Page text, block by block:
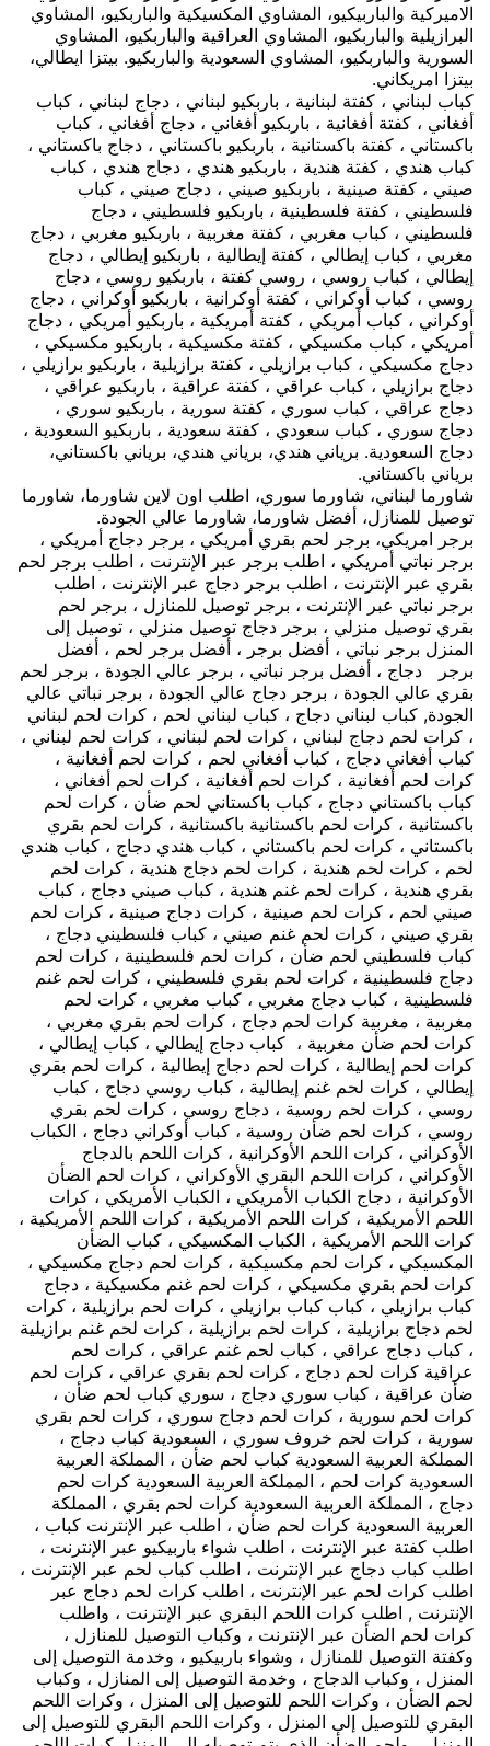
الاميركية والباربيكيو، المشاوي المكسيكية والباربكيو، المشاوي
البرازيلية والباربكيو، المشاوي العراقية والباربكيو، المشاوي
السورية والباربكيو، المشاوي السعودية والباربكيو. بيتزا ايطالي،
بيتزا امريكاني.
كباب لبناني ، كفتة لبنانية ، باربكيو لبناني ، دجاج لبناني ، كباب
أفغاني ، كفتة أفغانية ، باربكيو أفغاني ، دجاج أفغاني ، كباب
باكستاني ، كفتة باكستانية ، باربكيو باكستاني ، دجاج باكستاني ،
كباب هندي ، كفتة هندية ، باربكيو هندي ، دجاج هندي ، كباب
صيني ، كفتة صينية ، باربكيو صيني ، دجاج صيني ، كباب
فلسطيني ، كفتة فلسطينية ، باربكيو فلسطيني ، دجاج
فلسطيني ، كباب مغربي ، كفتة مغربية ، باربكيو مغربي ، دجاج
مغربي ، كباب إيطالي ، كفتة إيطالية ، باربكيو إيطالي ، دجاج
إيطالي ، كباب روسي ، روسي كفتة ، باربكيو روسي ، دجاج
روسي ، كباب أوكراني ، كفتة أوكرانية ، باربكيو أوكراني ، دجاج
أوكراني ، كباب أمريكي ، كفتة أمريكية ، باربكيو أمريكي ، دجاج
أمريكي ، كباب مكسيكي ، كفتة مكسيكية ، باربكيو مكسيكي ،
دجاج مكسيكي ، كباب برازيلي ، كفتة برازيلية ، باربكيو برازيلي ،
دجاج برازيلي ، كباب عراقي ، كفتة عراقية ، باربكيو عراقي ،
دجاج عراقي ، كباب سوري ، كفتة سورية ، باربكيو سوري ،
دجاج سوري ، كباب سعودي ، كفتة سعودية ، باربكيو السعودية ،
دجاج السعودية. برياني هندي، برياني هندي، برياني باكستاني،
برياني باكستاني.
شاورما لبناني، شاورما سوري، اطلب اون لاين شاورما، شاورما
توصيل للمنازل، أفضل شاورما، شاورما عالي الجودة.
برجر امريكي، برجر لحم بقري أمريكي ، برجر دجاج أمريكي ،
برجر نباتي أمريكي ، اطلب برجر عبر الإنترنت ، اطلب برجر لحم
بقري عبر الإنترنت ، اطلب برجر دجاج عبر الإنترنت ، اطلب
برجر نباتي عبر الإنترنت ، برجر توصيل للمنازل ، برجر لحم
بقري توصيل منزلي ، برجر دجاج توصيل منزلي ، توصيل إلى
المنزل برجر نباتي ، أفضل برجر ، أفضل برجر لحم ، أفضل
برجر دجاج ، أفضل برجر نباتي ، برجر عالي الجودة ، برجر لحم
بقري عالي الجودة ، برجر دجاج عالي الجودة ، برجر نباتي عالي
الجودة, كباب لبناني دجاج ، كباب لبناني لحم ، كرات لحم لبناني
، كرات لحم دجاج لبناني ، كرات لحم لبناني ، كرات لحم لبناني ،
كباب أفغاني دجاج ، كباب أفغاني لحم ، كرات لحم أفغانية ،
كرات لحم أفغانية ، كرات لحم أفغانية ، كرات لحم أفغاني ،
كباب باكستاني دجاج ، كباب باكستاني لحم ضأن ، كرات لحم
باكستانية ، كرات لحم باكستانية باكستانية ، كرات لحم بقري
باكستاني ، كرات لحم باكستاني ، كباب هندي دجاج ، كباب هندي
لحم ، كرات لحم هندية ، كرات لحم دجاج هندية ، كرات لحم
بقري هندية ، كرات لحم غنم هندية ، كباب صيني دجاج ، كباب
صيني لحم ، كرات لحم صينية ، كرات دجاج صينية ، كرات لحم
بقري صيني ، كرات لحم غنم صيني ، كباب فلسطيني دجاج ،
كباب فلسطيني لحم ضأن ، كرات لحم فلسطينية ، كرات لحم
دجاج فلسطينية ، كرات لحم بقري فلسطيني ، كرات لحم غنم
فلسطينية ، كباب دجاج مغربي ، كباب مغربي ، كرات لحم
مغربية ، مغربية كرات لحم دجاج ، كرات لحم بقري مغربي ،
كرات لحم ضأن مغربية ، كباب دجاج إيطالي ، كباب إيطالي ،
كرات لحم إيطالية ، كرات لحم دجاج إيطالية ، كرات لحم بقري
إيطالي ، كرات لحم غنم إيطالية ، كباب روسي دجاج ، كباب
روسي ، كرات لحم روسية ، دجاج روسي ، كرات لحم بقري
روسي ، كرات لحم ضأن روسية ، كباب أوكراني دجاج ، الكباب
الأوكراني ، كرات اللحم الأوكرانية ، كرات اللحم بالدجاج
الأوكراني ، كرات اللحم البقري الأوكراني ، كرات لحم الضأن
الأوكرانية ، دجاج الكباب الأمريكي ، الكباب الأمريكي ، كرات
اللحم الأمريكية ، كرات اللحم الأمريكية ، كرات اللحم الأمريكية ،
كرات اللحم الأمريكية ، الكباب المكسيكي ، كباب الضأن
المكسيكي ، كرات لحم مكسيكية ، كرات لحم دجاج مكسيكي ،
كرات لحم بقري مكسيكي ، كرات لحم غنم مكسيكية ، دجاج
كباب برازيلي ، كباب كباب برازيلي ، كرات لحم برازيلية ، كرات
لحم دجاج برازيلية ، كرات لحم برازيلية ، كرات لحم غنم برازيلية
، كباب دجاج عراقي ، كباب لحم غنم عراقي ، كرات لحم
عراقية كرات لحم دجاج ، كرات لحم بقري عراقي ، كرات لحم
ضأن عراقية ، كباب سوري دجاج ، سوري كباب لحم ضأن ،
كرات لحم سورية ، كرات لحم دجاج سوري ، كرات لحم بقري
سورية ، كرات لحم خروف سوري ، السعودية كباب دجاج ،
المملكة العربية السعودية كباب لحم ضأن ، المملكة العربية
السعودية كرات لحم ، المملكة العربية السعودية كرات لحم
دجاج ، المملكة العربية السعودية كرات لحم بقري ، المملكة
العربية السعودية كرات لحم ضأن ، اطلب عبر الإنترنت كباب ،
اطلب كفتة عبر الإنترنت ، اطلب شواء باربيكيو عبر الإنترنت ،
اطلب كباب دجاج عبر الإنترنت ، اطلب كباب لحم عبر الإنترنت ،
اطلب كرات لحم عبر الإنترنت ، اطلب كرات لحم دجاج عبر
الإنترنت , اطلب كرات اللحم البقري عبر الإنترنت ، واطلب
كرات لحم الضأن عبر الإنترنت ، وكباب التوصيل للمنازل ،
وكفتة التوصيل للمنازل ، وشواء باربيكيو ، وخدمة التوصيل إلى
المنزل ، وكباب الدجاج ، وخدمة التوصيل إلى المنازل ، وكباب
لحم الضأن ، وكرات اللحم للتوصيل إلى المنزل ، وكرات اللحم
البقري للتوصيل إلى المنزل ، وكرات اللحم البقري للتوصيل إلى